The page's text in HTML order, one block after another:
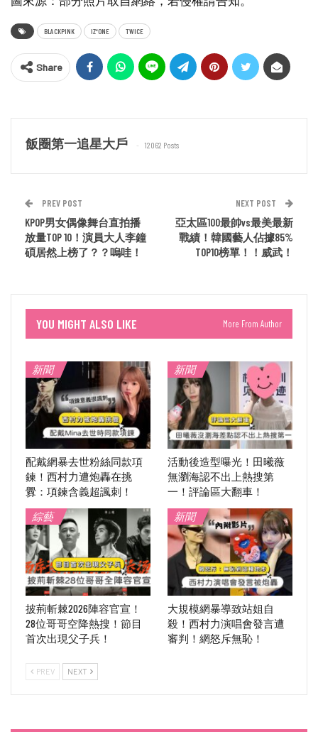
BLACKPINK IZ*ONE TWICE
Share
飯圈第一追星大戶 12062 Posts
PREV POST
KPOP男女偶像舞台直拍播
放量TOP 10！演員大人李鐘
碩居然上榜了？？嗚哇！
NEXT POST
亞太區100最帥vs最美最新
戰績！韓國藝人佔據85%
TOP10榜單！！威武！
YOU MIGHT ALSO LIKE More From Author
新聞
配戴網暴去世粉絲同款項
鍊！西村力遭炮轟在挑
釁：項鍊含義超諷刺！
新聞
活動後造型曝光！田曦薇
無瀏海認不出上熱搜第
一！評論區大翻車！
綜藝
披荊斬棘2026陣容官宣！
28位哥哥空降熱搜！節目
首次出現父子兵！
新聞
大規模網暴導致站姐自
殺！西村力演唱會發言遭
審判！網怒斥無恥！
PREV NEXT